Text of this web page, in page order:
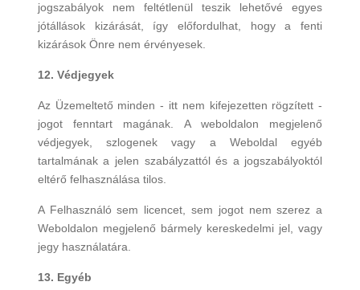
jogszabályok nem feltétlenül teszik lehetővé egyes
jótállások kizárását, így előfordulhat, hogy a fenti
kizárások Önre nem érvényesek.
12. Védjegyek
Az Üzemeltető minden - itt nem kifejezetten rögzített -
jogot fenntart magának. A weboldalon megjelenő
védjegyek, szlogenek vagy a Weboldal egyéb
tartalmának a jelen szabályzattól és a jogszabályoktól
eltérő felhasználása tilos.
A Felhasználó sem licencet, sem jogot nem szerez a
Weboldalon megjelenő bármely kereskedelmi jel, vagy
jegy használatára.
13. Egyéb